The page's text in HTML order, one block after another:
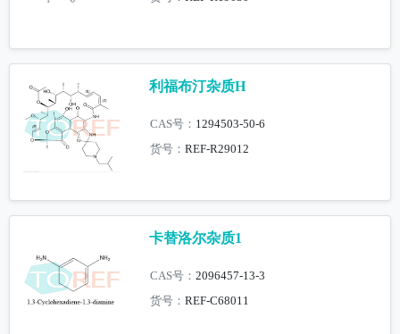
利福布汀杂质H
CAS号： 1294503-50-6
货号：REF-R29012
卡替洛尔杂质1
CAS号：2096457-13-3
货号：REF-C68011